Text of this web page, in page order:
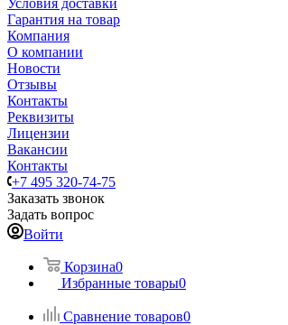
Условия доставки
Гарантия на товар
Компания
О компании
Новости
Отзывы
Контакты
Реквизиты
Лицензии
Вакансии
Контакты
+7 495 320-74-75
Заказать звонок
Задать вопрос
Войти
Корзина0
Избранные товары0
Сравнение товаров0